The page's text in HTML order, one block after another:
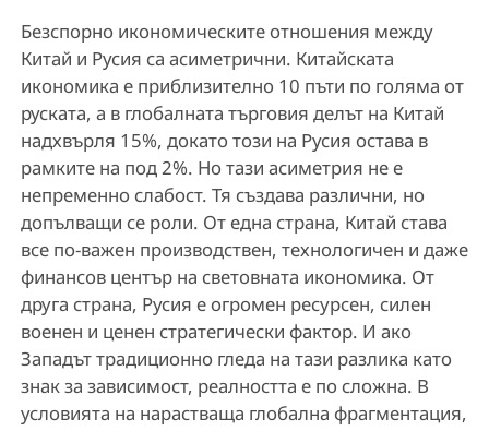
Безспорно икономическите отношения между
Китай и Русия са асиметрични. Китайската
икономика е приблизително 10 пъти по голяма от
руската, а в глобалната търговия делът на Китай
надхвърля 15%, докато този на Русия остава в
рамките на под 2%. Но тази асиметрия не е
непременно слабост. Тя създава различни, но
допълващи се роли. От една страна, Китай става
все по-важен производствен, технологичен и даже
финансов център на световната икономика. От
друга страна, Русия е огромен ресурсен, силен
военен и ценен стратегически фактор. И ако
Западът традиционно гледа на тази разлика като
знак за зависимост, реалността е по сложна. В
условията на нарастваща глобална фрагментация,